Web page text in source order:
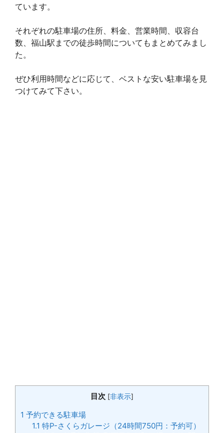
ています。
それぞれの駐車場の住所、料金、営業時間、収容台
数、福山駅までの徒歩時間についてもまとめてみまし
た。
ぜひ利用時間などに応じて、ベストな安い駐車場を見
つけてみて下さい。
目次 [非表示]
1 予約できる駐車場
1.1 特P-さくらガレージ（24時間750円：予約可）